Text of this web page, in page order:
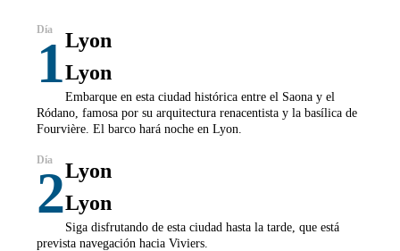
1Lyon
Lyon
Embarque en esta ciudad histórica entre el Saona y el
Ródano, famosa por su arquitectura renacentista y la basílica de
Fourvière. El barco hará noche en Lyon.
2Lyon
Lyon
Siga disfrutando de esta ciudad hasta la tarde, que está
prevista navegación hacia Viviers.